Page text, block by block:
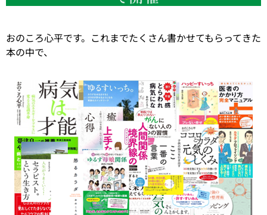
おのころ心平です。これまでたくさん書かせてもらってきた
本の中で、